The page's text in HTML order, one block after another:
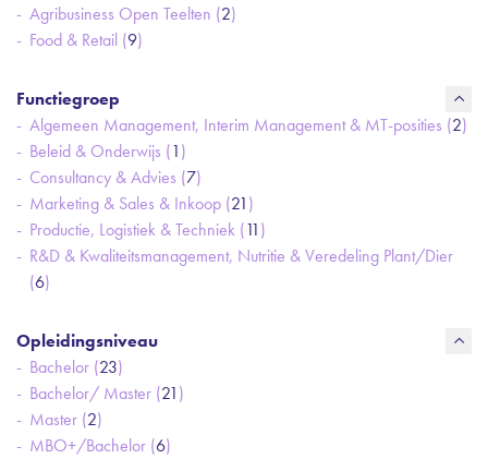
Agribusiness Open Teelten (2)
Food & Retail (9)
Functiegroep
Algemeen Management, Interim Management & MT-posities (2)
Beleid & Onderwijs (1)
Consultancy & Advies (7)
Marketing & Sales & Inkoop (21)
Productie, Logistiek & Techniek (11)
R&D & Kwaliteitsmanagement, Nutritie & Veredeling Plant/Dier
(6)
Opleidingsniveau
Bachelor (23)
Bachelor/ Master (21)
Master (2)
MBO+/Bachelor (6)